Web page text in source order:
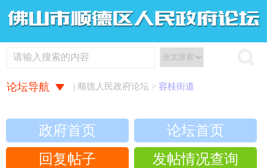
论坛导航 | 顺德人民政府论坛 > 容桂街道
政府首页
论坛首页
回复帖子
发帖情况查询